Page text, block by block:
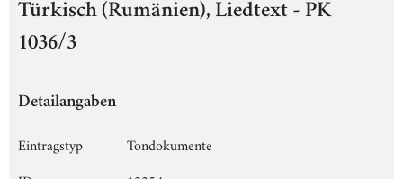
Türkisch (Rumänien), Liedtext - PK
1036/3
Detailangaben
Eintragstyp
Tondokumente